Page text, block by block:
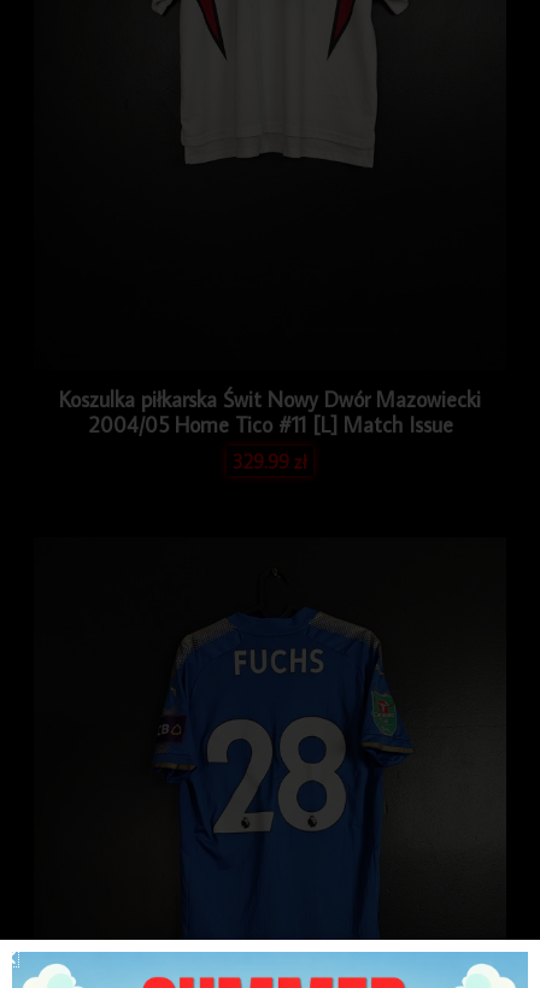
Koszulka piłkarska Świt Nowy Dwór Mazowiecki
2004/05 Home Tico #11 [L] Match Issue
329.99zł